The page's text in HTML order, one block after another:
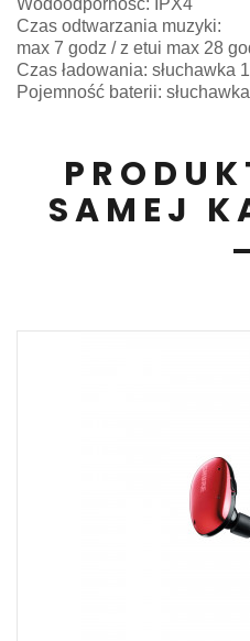
Czas odtwarzania muzyki:
max 7 godz / z etui max 28
Czas ładowania: słuchawka
Pojemność baterii:
SAMEJ